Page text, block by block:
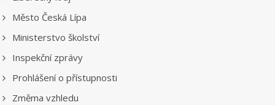
Město Česká Lípa
Ministerstvo školství
Inspekční zprávy
Prohlášení o přístupnosti
Změma vzhledu